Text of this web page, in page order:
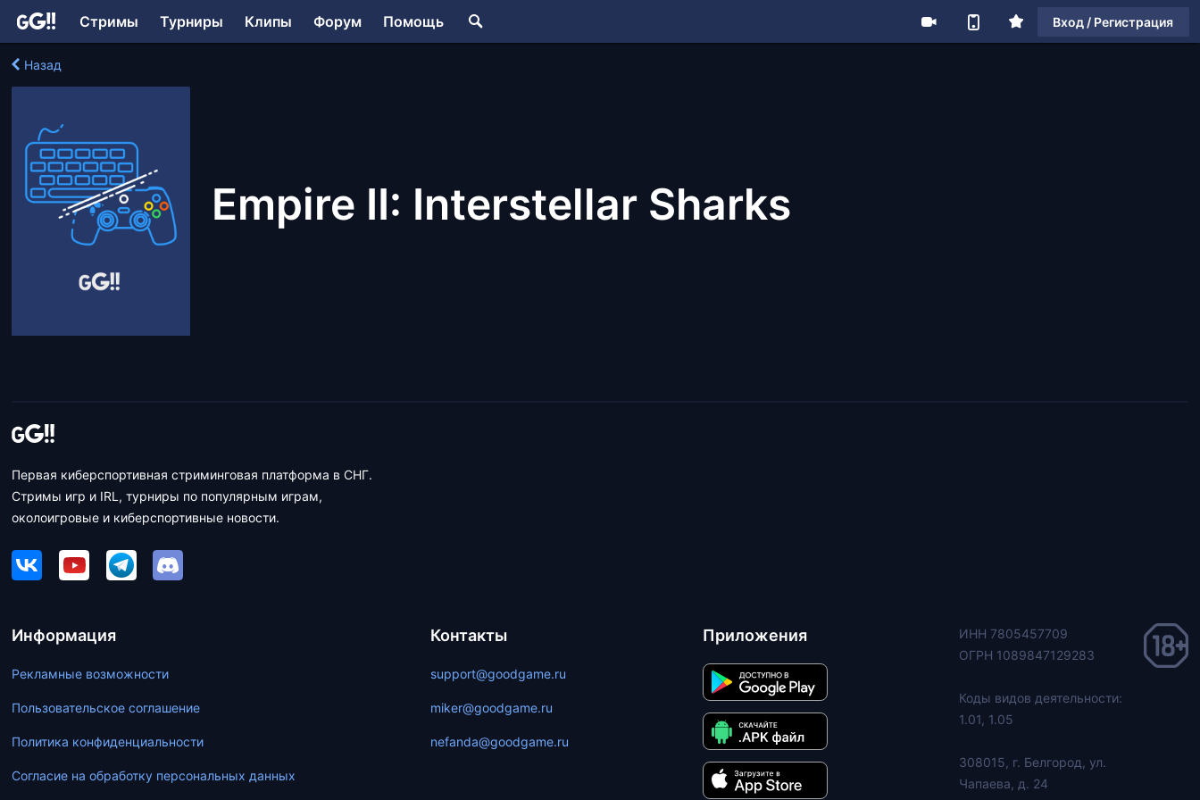
Стримы Турниры Клипы Форум Помощь Вход / Регистрация
Назад
Empire II: Interstellar Sharks
Первая киберспортивная стриминговая платформа в СНГ.
Стримы игр и IRL, турниры по популярным играм,
околоигровые и киберспортивные новости.
Информация
Рекламные возможности
Пользовательское соглашение
Политика конфиденциальности
Согласие на обработку персональных данных
Контакты
support@goodgame.ru
miker@goodgame.ru
nefanda@goodgame.ru
Приложения
ИНН 7805457709
ОГРН 1089847129283
Коды видов деятельности:
1.01, 1.05
308015, г. Белгород, ул.
Чапаева, д. 24